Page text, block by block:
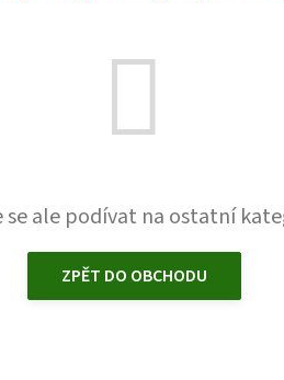
se ale podívat na ostatní
ZPĚT DO OBCHODU